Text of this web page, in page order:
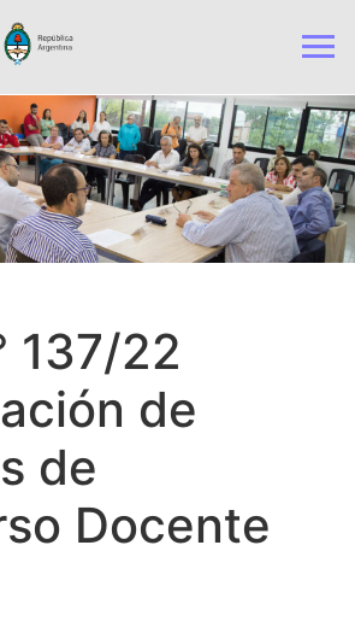
137/22
de
de
Docente